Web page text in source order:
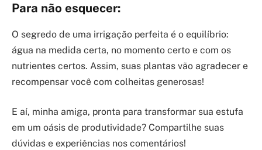
Para não esquecer:
O segredo de uma irrigação perfeita é o equilíbrio:
água na medida certa, no momento certo e com os
nutrientes certos. Assim, suas plantas vão agradecer e
recompensar você com colheitas generosas!
E aí, minha amiga, pronta para transformar sua estufa
em um oásis de produtividade? Compartilhe suas
dúvidas e experiências nos comentários!